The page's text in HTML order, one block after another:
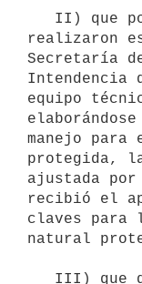
realizaron
Secretaría
Intendencia
equipo
manejo
protegida,
ajustada
recibió el
claves para
natural